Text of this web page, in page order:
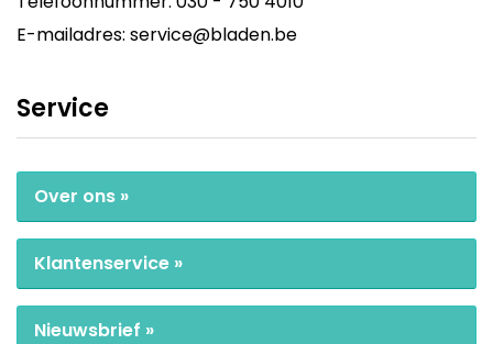
E-mailadres: service@bladen.be
Service
Over ons »
Klantenservice »
Nieuwsbrief »